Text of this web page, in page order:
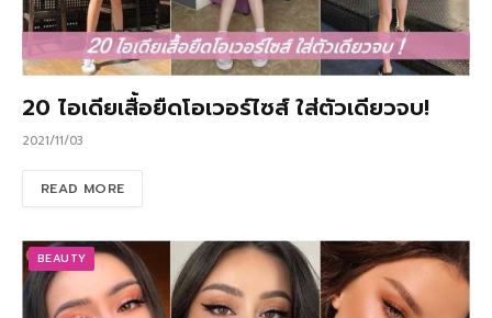
20 ไอเดียเสื้อยืดโอเวอร์ไซส์ ใส่ตัวเดียวจบ!
2021/11/03
READ MORE
BEAUTY